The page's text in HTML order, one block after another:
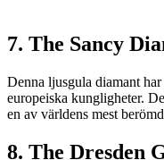
7. The Sancy
Denna ljusgula diamant
europeiska kungligheter.
en av världens mest
8. The Dresden